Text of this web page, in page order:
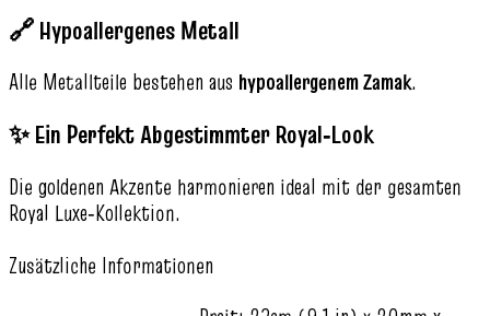
🔗 Hypoallergenes Metall
Alle Metallteile bestehen aus hypoallergenem Zamak.
✨ Ein Perfekt Abgestimmter Royal‑Look
Die goldenen Akzente harmonieren ideal mit der gesamten
Royal Luxe‑Kollektion.
Zusätzliche Informationen